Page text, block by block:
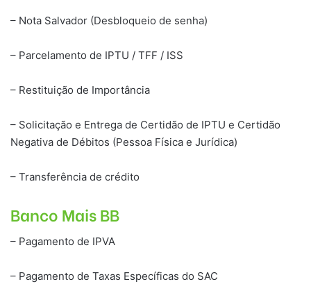
– Nota Salvador (Desbloqueio de senha)
– Parcelamento de IPTU / TFF / ISS
– Restituição de Importância
– Solicitação e Entrega de Certidão de IPTU e Certidão
Negativa de Débitos (Pessoa Física e Jurídica)
– Transferência de crédito
Banco Mais BB
– Pagamento de IPVA
– Pagamento de Taxas Específicas do SAC